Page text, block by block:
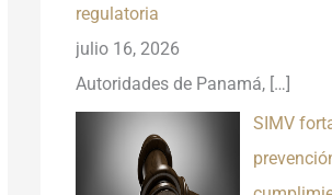
regulatoria
julio 16, 2026
Autoridades de Panamá, […]
SIMV